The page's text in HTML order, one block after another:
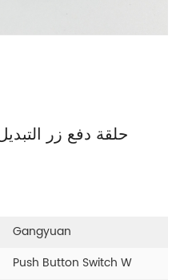
Gangyuan
Push Button Switch W